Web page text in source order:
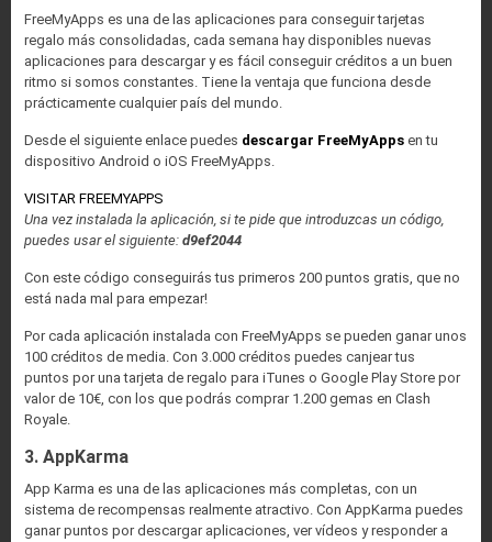
FreeMyApps es una de las aplicaciones para conseguir tarjetas
regalo más consolidadas, cada semana hay disponibles nuevas
aplicaciones para descargar y es fácil conseguir créditos a un buen
ritmo si somos constantes. Tiene la ventaja que funciona desde
prácticamente cualquier país del mundo.
Desde el siguiente enlace puedes descargar FreeMyApps en tu
dispositivo Android o iOS FreeMyApps.
VISITAR FREEMYAPPS
Una vez instalada la aplicación, si te pide que introduzcas un código,
puedes usar el siguiente: d9ef2044
Con este código conseguirás tus primeros 200 puntos gratis, que no
está nada mal para empezar!
Por cada aplicación instalada con FreeMyApps se pueden ganar unos
100 créditos de media. Con 3.000 créditos puedes canjear tus
puntos por una tarjeta de regalo para iTunes o Google Play Store por
valor de 10€, con los que podrás comprar 1.200 gemas en Clash
Royale.
3. AppKarma
App Karma es una de las aplicaciones más completas, con un
sistema de recompensas realmente atractivo. Con AppKarma puedes
ganar puntos por descargar aplicaciones, ver vídeos y responder a